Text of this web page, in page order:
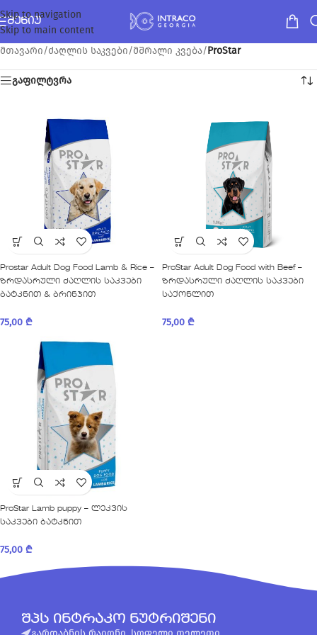
Skip to navigation
Skip to main content
ᲛᲔᲜᲘᲣ
მთავარი/ძაღლის საკვები/მშრალი კვება/ProStar
გაფილტვრა
Prostar Adult Dog Food Lamb & Rice –
ზრდასრული ძაღლის საკვები
ბატკნით & ბრინჯით
75,00 ₾
ProStar Adult Dog Food with Beef –
ზრდასრული ძაღლის საკვები
საქონლით
75,00 ₾
ProStar Lamb puppy – ლეკვის
საკვები ბატკნით
75,00 ₾
შპს ინტრაკო ნუტრიშენი